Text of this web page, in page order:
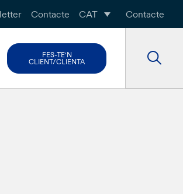
Contacte CAT Contacte
FES-TE'N
CLIENT/CLIENTA